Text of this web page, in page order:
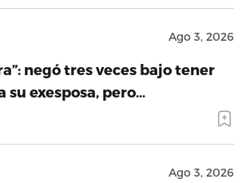
Ago 3, 2026
negó tres veces bajo tener
su exesposa, pero…
Ago 3, 2026